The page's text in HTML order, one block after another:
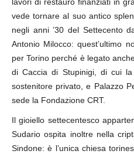
vede tornare al suo antico
negli anni ’30 del Settecento
Antonio Milocco: quest’ultimo
per Torino perché è legato
di Caccia di Stupinigi, di cui
sostenitore privato, e Palazzo
sede la Fondazione CRT.
Il gioiello settecentesco
Sudario ospita inoltre nella
Sindone: è l’unica chiesa